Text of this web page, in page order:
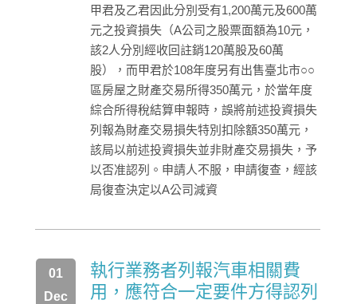
甲君及乙君因此分別受有1,200萬元及600萬
元之投資損失（A公司之股票面額為10元，
該2人分別經收回註銷120萬股及60萬
股），而甲君於108年度另有出售臺北市○○
區房屋之財產交易所得350萬元，於當年度
綜合所得稅結算申報時，誤將前述投資損失
列報為財產交易損失特別扣除額350萬元，
該局以前述投資損失並非財產交易損失，予
以否准認列。申請人不服，申請復查，經該
局復查決定以A公司減資
01
Dec
執行業務者列報汽車相關費
用，應符合一定要件方得認列